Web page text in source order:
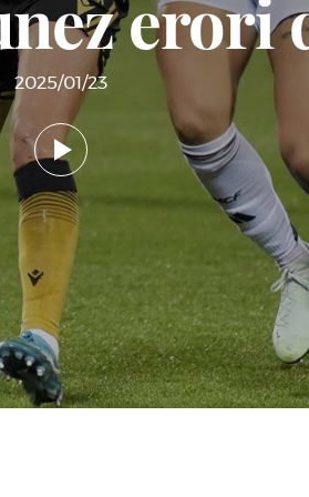
erori
2025/01/23